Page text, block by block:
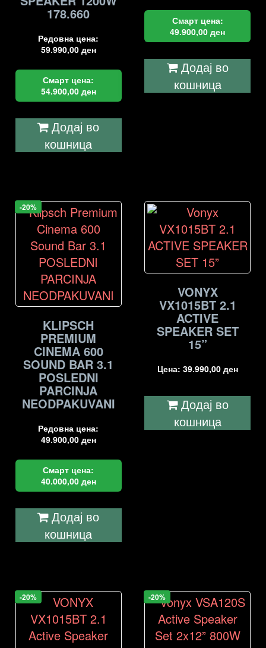
178.660
Редовна цена:
59.990,00 ден
Смарт цена:
54.900,00 ден
Додај во
кошница
Смарт цена:
49.900,00ден
Додај во
кошница
-20%
KLIPSCH
PREMIUM
CINEMA 600
SOUND BAR 3.1
POSLEDNI
PARCINJA
NEODPAKUVANI
Редовна цена:
49.900,00 ден
Смарт цена:
40.000,00 ден
Додај во
кошница
VONYX
VX1015BT 2.1
ACTIVE
SPEAKER SET
15”
Цена: 39.990,00 ден
Додај во
кошница
-20% -20%